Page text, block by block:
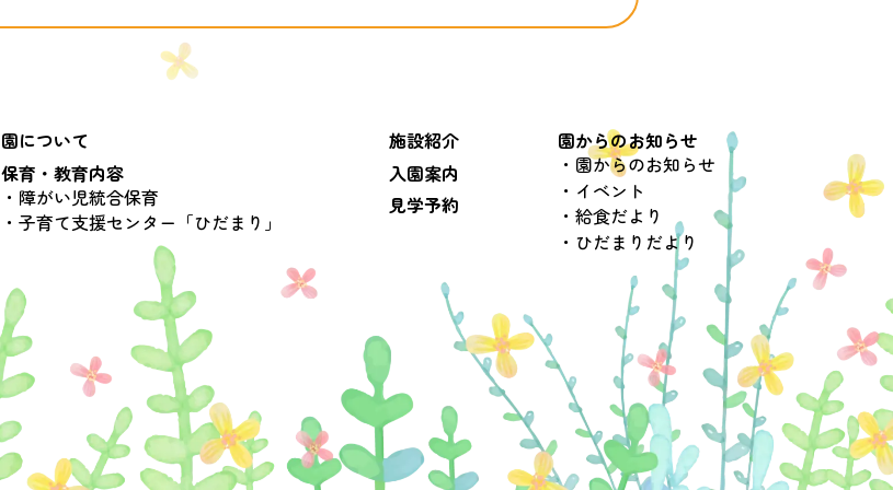
園について
保育・教育内容
障がい児統合保育
子育て支援センター「ひだまり」
施設紹介
入園案内
見学予約
園からのお知らせ
園からのお知らせ
イベント
給食だより
ひだまりだより